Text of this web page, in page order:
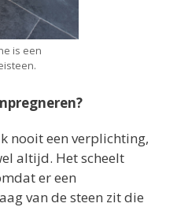
is een
nooit een verplichting,
altijd. Het scheelt
er een
van de steen zit die